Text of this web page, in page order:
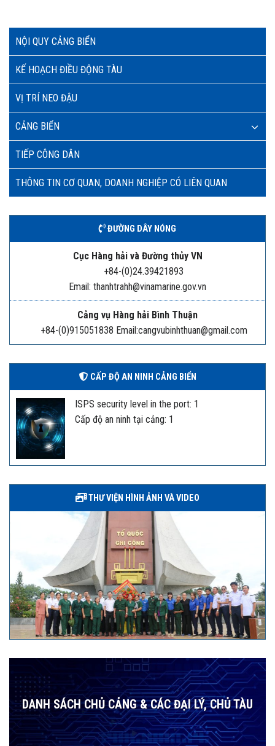
NỘI QUY CẢNG BIỂN
KẾ HOẠCH ĐIỀU ĐỘNG TÀU
VỊ TRÍ NEO ĐẬU
CẢNG BIỂN
TIẾP CÔNG DÂN
THÔNG TIN CƠ QUAN, DOANH NGHIỆP CÓ LIÊN QUAN
ĐƯỜNG DÂY NÓNG
Cục Hàng hải và Đường thủy VN
+84-(0)24.39421893
Email: thanhtrahh@vinamarine.gov.vn
Cảng vụ Hàng hải Bình Thuận
+84-(0)915051838 Email:cangvubinhthuan@gmail.com
CẤP ĐỘ AN NINH CẢNG BIỂN
ISPS security level in the port: 1
Cấp độ an ninh tại cảng: 1
THƯ VIỆN HÌNH ẢNH VÀ VIDEO
DANH SÁCH CHỦ CẢNG & CÁC ĐẠI LÝ, CHỦ TÀU